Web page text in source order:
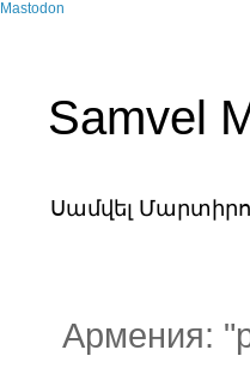
Mastodon
Samvel
Սամվել
Армения: